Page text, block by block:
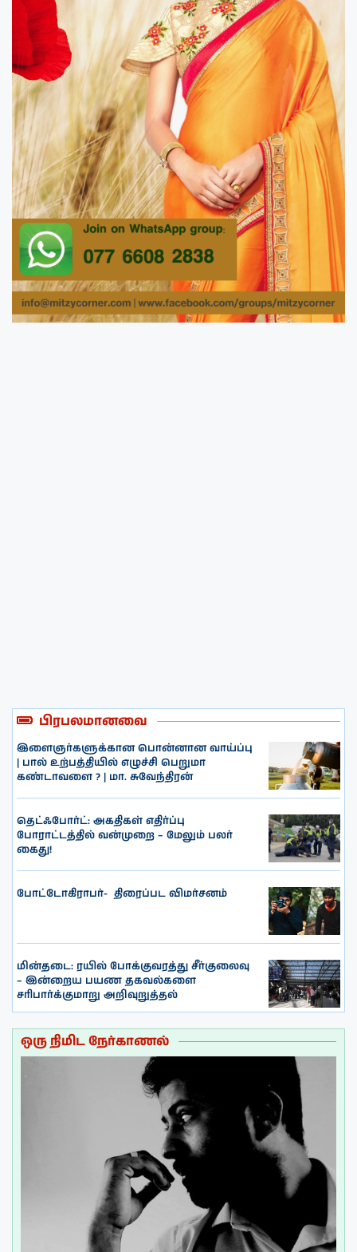
பிரபலமானவை
இளைஞர்களுக்கான பொன்னான வாய்ப்பு
| பால் உற்பத்தியில் எழுச்சி பெறுமா
கண்டாவளை ? | மா. சுவேந்திரன்
தெட்ஃபோர்ட்: அகதிகள் எதிர்ப்பு
போராட்டத்தில் வன்முறை – மேலும் பலர்
கைது!
போட்டோகிராபர்- ‌ திரைப்பட விமர்சனம்
மின்தடை: ரயில் போக்குவரத்து சீர்குலைவு
– இன்றைய பயண தகவல்களை
சரிபார்க்குமாறு அறிவுறுத்தல்
ஒரு நிமிட நேர்காணல்